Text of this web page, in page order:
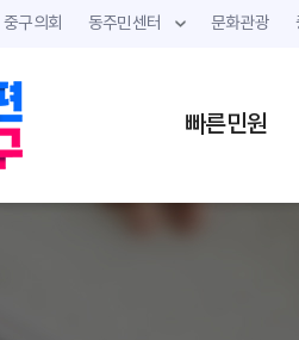
중구의회 동주민센터 문화관광
빠른민원